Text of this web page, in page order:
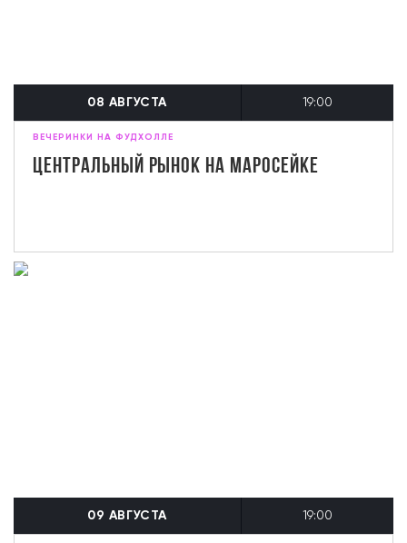
08 АВГУСТА 19:00
ВЕЧЕРИНКИ НА ФУДХОЛЛЕ
Центральный рынок на Маросейке
09 АВГУСТА 19:00